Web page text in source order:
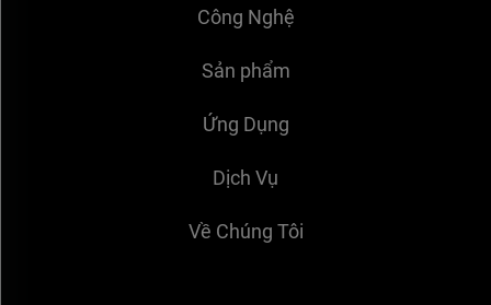
Công Nghệ
Sản phẩm
Ứng Dụng
Dịch Vụ
Về Chúng Tôi